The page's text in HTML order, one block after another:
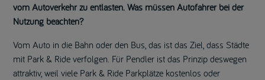
vom Autoverkehr zu entlasten. Was müssen Autofahrer bei der
Nutzung beachten?
Vom Auto in die Bahn oder den Bus, das ist das Ziel, dass Städte
mit Park & Ride verfolgen. Für Pendler ist das Prinzip deswegen
attraktiv, weil viele Park & Ride Parkplätze kostenlos oder